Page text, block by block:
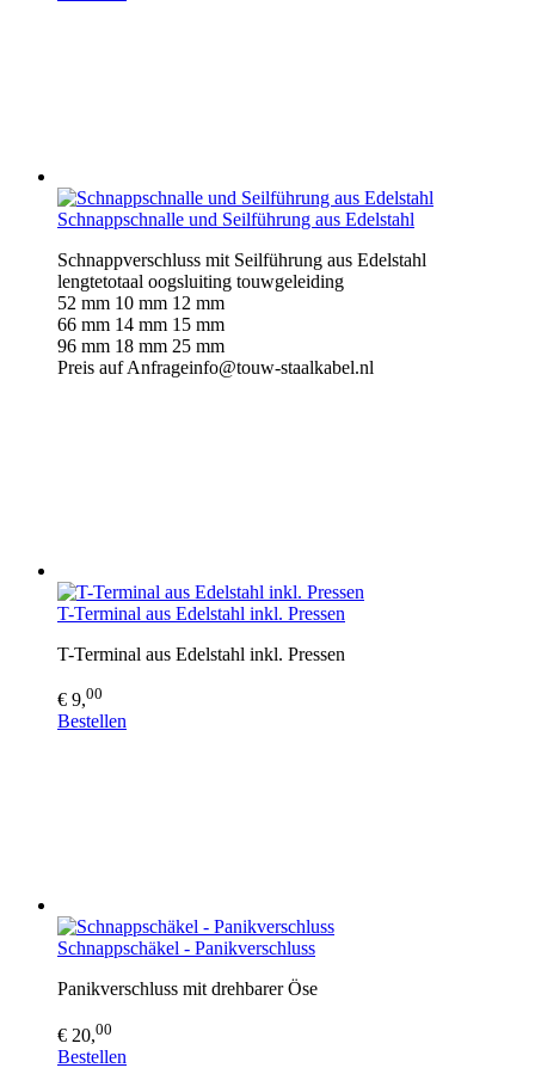
Schnappschnalle und Seilführung aus Edelstahl
Schnappverschluss mit Seilführung aus Edelstahl
lengtetotaal oogsluiting touwgeleiding
52 mm 10 mm 12 mm
66 mm 14 mm 15 mm
96 mm 18 mm 25 mm
Preis auf Anfrageinfo@touw-staalkabel.nl
T-Terminal aus Edelstahl inkl. Pressen
T-Terminal aus Edelstahl inkl. Pressen
€ 9,00
Bestellen
Schnappschäkel - Panikverschluss
Panikverschluss mit drehbarer Öse
€ 20,00
Bestellen